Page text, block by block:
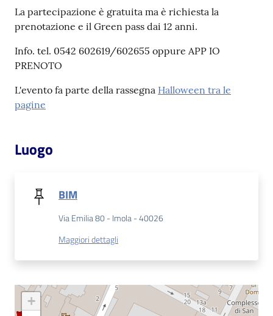
on line
Chiedi al
bibliotecario
Orari
La partecipazione è gratuita ma è richiesta la
prenotazione e il Green pass dai 12 anni.
Info. tel. 0542 602619/602655 oppure APP IO
PRENOTO
L'evento fa parte della rassegna Halloween tra le
pagine
Luogo
BIM
Via Emilia 80 - Imola - 40026
Maggiori dettagli
+